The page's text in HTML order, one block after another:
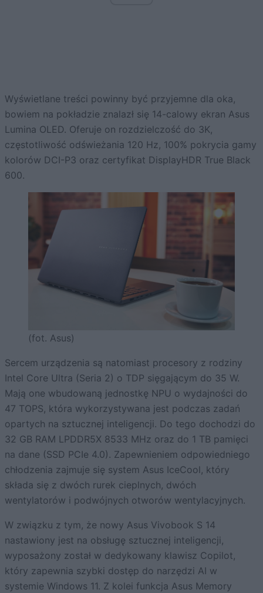
Wyświetlane treści powinny być przyjemne dla oka,
bowiem na pokładzie znalazł się 14-calowy ekran Asus
Lumina OLED. Oferuje on rozdzielczość do 3K,
częstotliwość odświeżania 120 Hz, 100% pokrycia gamy
kolorów DCI-P3 oraz certyfikat DisplayHDR True Black
600.
(fot. Asus)
Sercem urządzenia są natomiast procesory z rodziny
Intel Core Ultra (Seria 2) o TDP sięgającym do 35 W.
Mają one wbudowaną jednostkę NPU o wydajności do
47 TOPS, która wykorzystywana jest podczas zadań
opartych na sztucznej inteligencji. Do tego dochodzi do
32 GB RAM LPDDR5X 8533 MHz oraz do 1 TB pamięci
na dane (SSD PCIe 4.0). Zapewnieniem odpowiedniego
chłodzenia zajmuje się system Asus IceCool, który
składa się z dwóch rurek cieplnych, dwóch
wentylatorów i podwójnych otworów wentylacyjnych.
W związku z tym, że nowy Asus Vivobook S 14
nastawiony jest na obsługę sztucznej inteligencji,
wyposażony został w dedykowany klawisz Copilot,
który zapewnia szybki dostęp do narzędzi AI w
systemie Windows 11. Z kolei funkcja Asus Memory